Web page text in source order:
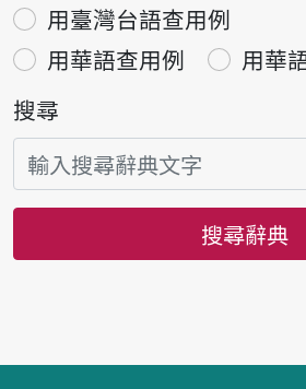
用臺灣台語查用例
用華語查用例
用華
搜尋
搜尋辭典